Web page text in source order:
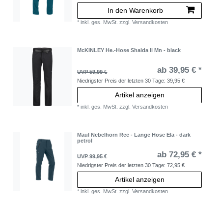
In den Warenkorb
*inkl. ges. MwSt. zzgl.Versandkosten
McKINLEY He.-Hose Shalda Ii Mn - black
UVP 59,99 € ab 39,95 € *
Niedrigster Preis der letzten 30 Tage:39,95 €
Artikel anzeigen
*inkl. ges. MwSt. zzgl.Versandkosten
Maul Nebelhorn Rec - Lange Hose Ela - dark
petrol
UVP 99,95 € ab 72,95 € *
Niedrigster Preis der letzten 30 Tage:72,95 €
Artikel anzeigen
*inkl. ges. MwSt. zzgl.Versandkosten